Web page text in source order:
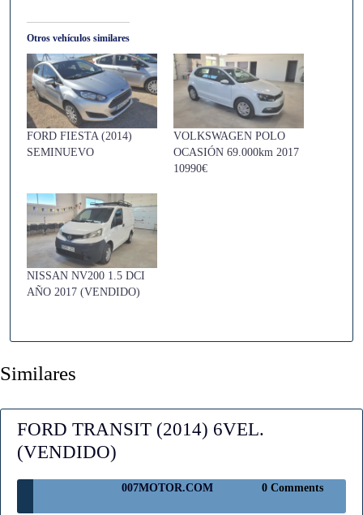
Otros vehículos similares
FORD FIESTA (2014)
SEMINUEVO
VOLKSWAGEN POLO
OCASIÓN 69.000km 2017
10990€
NISSAN NV200 1.5 DCI
AÑO 2017 (VENDIDO)
Similares
FORD TRANSIT (2014) 6VEL.
(VENDIDO)
(2014)
007MOTOR.COM 007MOTOR.COM
0 Comments